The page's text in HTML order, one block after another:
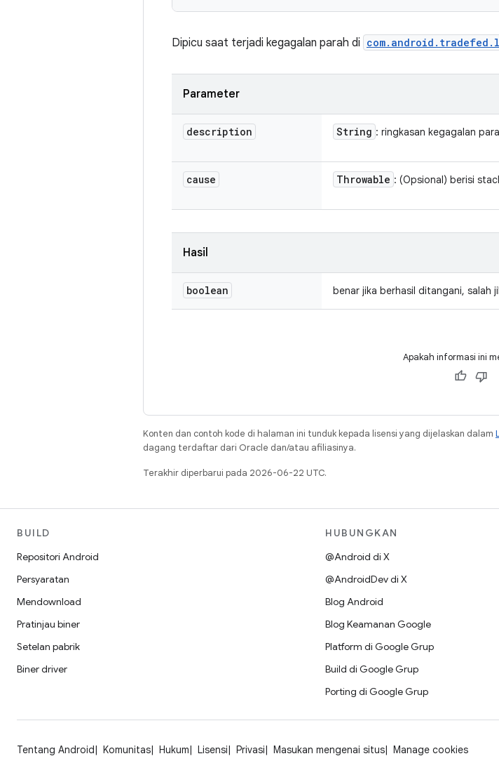
Dipicu saat terjadi kegagalan parah di
Parameter
description String : ringkasan kegagalan
cause Throwable : (Opsional) berisi
Hasil
boolean benar jika berhasil ditangani, salah
Apakah informasi ini
Konten dan contoh kode di halaman ini tunduk kepada lisensi yang dijelaskan dalam
dagang terdaftar dari Oracle dan/atau afiliasinya.
Terakhir diperbarui pada 2026-06-22 UTC.
BUILD
Repositori Android
Persyaratan
Mendownload
Pratinjau biner
Setelan pabrik
Biner driver
HUBUNGKAN
@Android di X
@AndroidDev di X
Blog Android
Blog Keamanan Google
Platform di Google Grup
Build di Google Grup
Porting di Google Grup
Tentang Android Komunitas Hukum Lisensi Privasi Masukan mengenai situs Manage cookies